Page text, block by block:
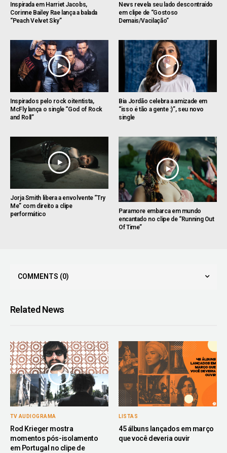
Inspirada em Harriet Jacobs,
Corinne Bailey Rae lança a balada
“Peach Velvet Sky”
Nevs revela seu lado descontraído
em clipe de “Gostoso
Demais/Vacilação”
Inspirados pelo rock oitentista,
McFly lança o single “God of Rock
and Roll”
Bia Jordão celebra a amizade em
“isso é tão a gente :)”, seu novo
single
Jorja Smith libera a envolvente “Try
Me” com direito a clipe
performático
Paramore embarca em mundo
encantado no clipe de “Running Out
Of Time”
COMMENTS (0)
Related News
TV AUDIOGRAMA
Rod Krieger mostra
momentos pós-isolamento
em Portugal no clipe de
LISTAS
45 álbuns lançados em março
que você deveria ouvir